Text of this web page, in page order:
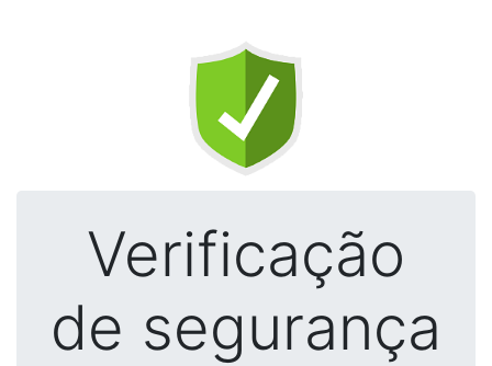
Verificação
de segurança